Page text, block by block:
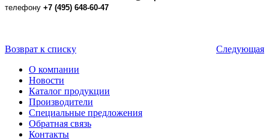
телефону +7 (495) 648-60-47
Возврат к списку
Следующая
О компании
Новости
Каталог продукции
Производители
Специальные предложения
Обратная связь
Контакты